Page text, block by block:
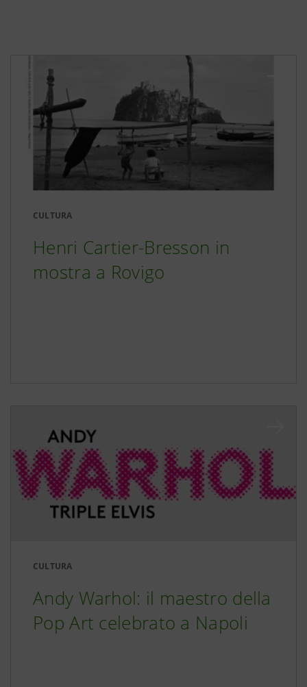
CULTURA
Henri Cartier-Bresson in
mostra a Rovigo
CULTURA
Andy Warhol: il maestro della
Pop Art celebrato a Napoli